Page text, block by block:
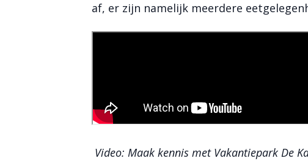
af, er zijn namelijk meerdere
Video: Maak kennis met Vakantiepark De